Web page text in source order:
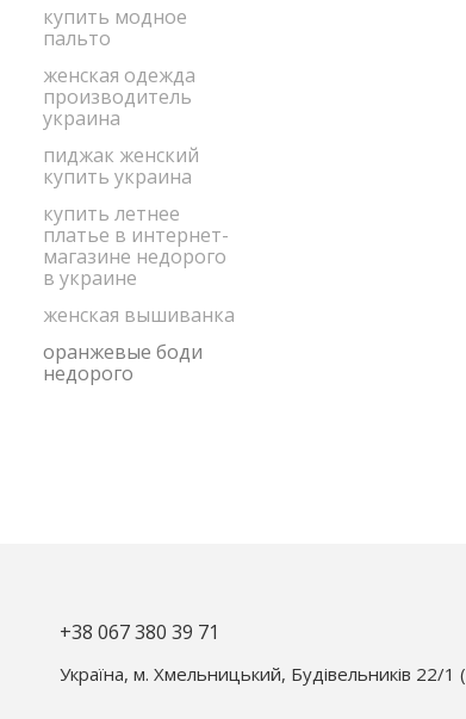
купить модное
пальто
женская одежда
производитель
украина
пиджак женский
купить украина
купить летнее
платье в интернет-
магазине недорого
в украине
женская вышиванка
оранжевые боди
недорого
+38 067 380 39 71
Україна, м. Хмельницький, Будівельників 22/1 (